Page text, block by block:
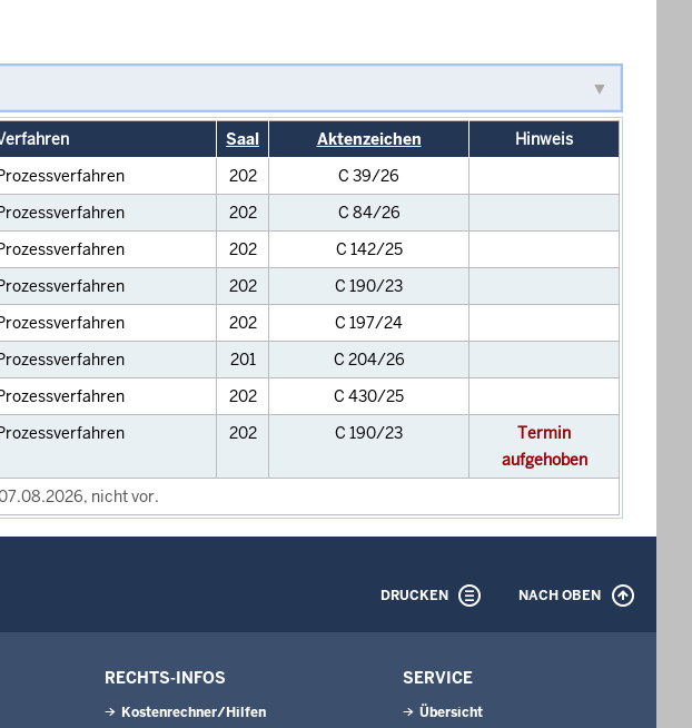
Saal Aktenzeichen
Hinweis
202
C 39/26
202
C 84/26
202
C 142/25
202
C 190/23
202
C 197/24
201
C 204/26
202
C 430/25
202 C 190/23
Termin
aufgehoben
nicht vor.
DRUCKEN NACH OBEN
RECHTS-INFOS
Kostenrechner/Hilfen
SERVICE
Übersicht